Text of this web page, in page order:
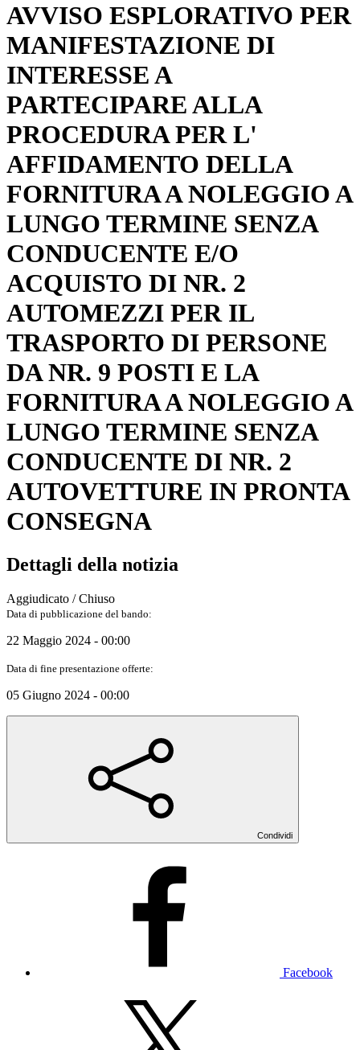
AVVISO ESPLORATIVO PER
MANIFESTAZIONE DI
INTERESSE A
PARTECIPARE ALLA
PROCEDURA PER L'
AFFIDAMENTO DELLA
FORNITURA A NOLEGGIO A
LUNGO TERMINE SENZA
CONDUCENTE E/O
ACQUISTO DI NR. 2
AUTOMEZZI PER IL
TRASPORTO DI PERSONE
DA NR. 9 POSTI E LA
FORNITURA A NOLEGGIO A
LUNGO TERMINE SENZA
CONDUCENTE DI NR. 2
AUTOVETTURE IN PRONTA
CONSEGNA
Dettagli della notizia
Aggiudicato / Chiuso
Data di pubblicazione del bando:
22 Maggio 2024 - 00:00
Data di fine presentazione offerte:
05 Giugno 2024 - 00:00
Condividi
Facebook